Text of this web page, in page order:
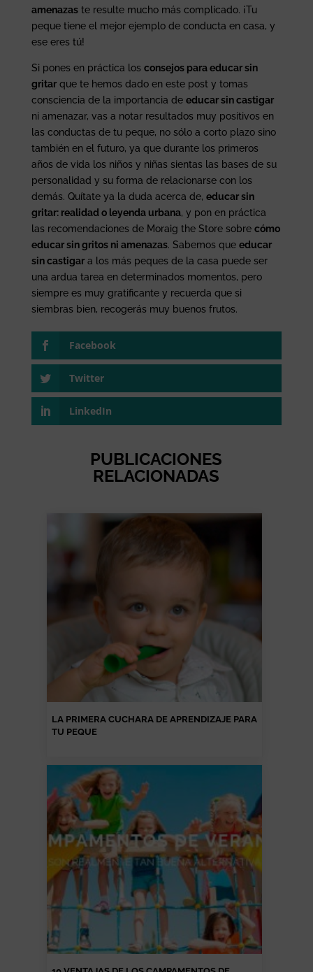
amenazaste resulte mucho más complicado. ¡Tu
peque tiene el mejor ejemplo de conducta en casa, y
ese eres tú!
Si pones en práctica los consejos para educar sin
gritarque te hemos dado en este post y tomas
consciencia de la importancia de educar sin castigar
ni amenazar, vas a notar resultados muy positivos en
las conductas de tu peque, no sólo a corto plazo sino
también en el futuro, ya que durante los primeros
años de vida los niños y niñas sientas las bases de su
personalidad y su forma de relacionarse con los
demás. Quítate ya la duda acerca de, educar sin
gritar: realidad o leyenda urbana, y pon en práctica
las recomendaciones de Moraig the Store sobre cómo
educar sin gritos ni amenazas. Sabemos que educar
sin castigara los más peques de la casa puede ser
una ardua tarea en determinados momentos, pero
siempre es muy gratificante y recuerda que si
siembras bien, recogerás muy buenos frutos.
Facebook
Twitter
LinkedIn
PUBLICACIONES
RELACIONADAS
LA PRIMERA CUCHARA DE APRENDIZAJE PARA
TU PEQUE